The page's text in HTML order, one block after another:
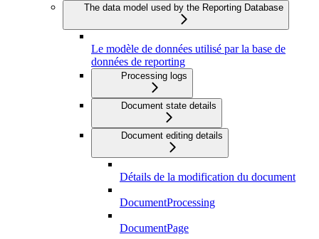
The data model used by the Reporting Database
Le modèle de données utilisé par la base de
données de reporting
Processing logs
Document state details
Document editing details
Détails de la modification du document
DocumentProcessing
DocumentPage